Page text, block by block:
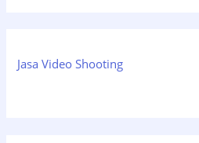
Jasa Video Shooting